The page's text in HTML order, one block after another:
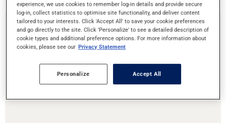
Transfert d'ordonnances
Vous déménagez ou souhaitez changer de pharmacie ? C’est
facile de transférer vos ordonnances à cette pharmacie!
experience, we use cookies to remember log-in details and provide secure
log-in, collect statistics to optimise site functionality, and deliver content
tailored to your interests. Click 'Accept All' to save your cookie preferences
and go directly to the site. Click 'Personalize' to see a detailed description of
cookie types and additional preference options. For more information about
cookies, please see our Privacy Statement
Personalize Accept All